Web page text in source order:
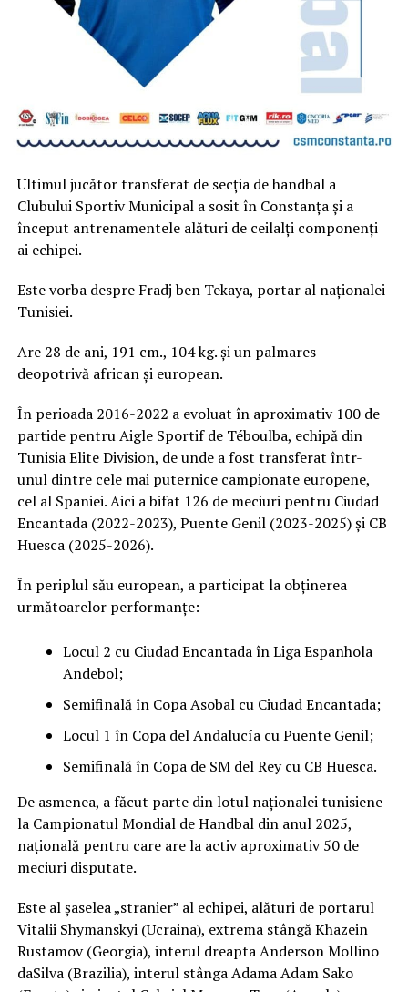
Ultimul jucător transferat de secția de handbal a
Clubului Sportiv Municipal a sosit în Constanța și a
început antrenamentele alături de ceilalți componenți
ai echipei.
Este vorba despre Fradj ben Tekaya, portar al naționalei
Tunisiei.
Are 28 de ani, 191 cm., 104 kg. și un palmares
deopotrivă african și european.
În perioada 2016-2022 a evoluat în aproximativ 100 de
partide pentru Aigle Sportif de Téboulba, echipă din
Tunisia Elite Division, de unde a fost transferat într-
unul dintre cele mai puternice campionate europene,
cel al Spaniei. Aici a bifat 126 de meciuri pentru Ciudad
Encantada (2022-2023), Puente Genil (2023-2025) și CB
Huesca (2025-2026).
În periplul său european, a participat la obținerea
următoarelor performanțe:
Locul 2 cu Ciudad Encantada în Liga Espanhola
Andebol;
Semifinală în Copa Asobal cu Ciudad Encantada;
Locul 1 în Copa del Andalucía cu Puente Genil;
Semifinală în Copa de SM del Rey cu CB Huesca.
De asmenea, a făcut parte din lotul naționalei tunisiene
la Campionatul Mondial de Handbal din anul 2025,
națională pentru care are la activ aproximativ 50 de
meciuri disputate.
Este al șaselea „stranier” al echipei, alături de portarul
Vitalii Shymanskyi (Ucraina), extrema stângă Khazein
Rustamov (Georgia), interul dreapta Anderson Mollino
daSilva (Brazilia), interul stânga Adama Adam Sako